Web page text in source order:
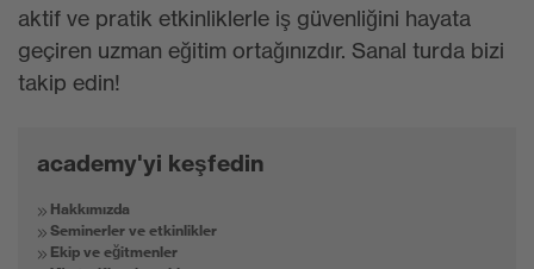
aktif ve pratik etkinliklerle iş güvenliğini hayata
geçiren uzman eğitim ortağınızdır. Sanal turda bizi
takip edin!
academy'yi keşfedin
Hakkımızda
Seminerler ve etkinlikler
Ekip ve eğitmenler